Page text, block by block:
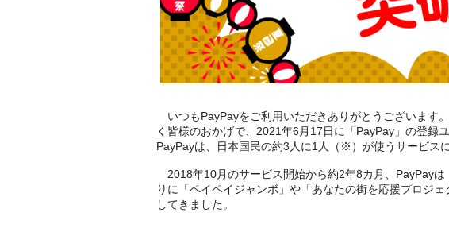
いつもPayPayをご利用いただきありがとうございます
く皆様のおかげで、2021年6月17日に「PayPay」の登録
PayPayは、日本国民の約3人に1人（※）が使うサービス
2018年10月のサービス開始から約2年8カ月、PayPay
りに「ペイペイジャンボ」や「あなたの街を応援プロジ
してきました。